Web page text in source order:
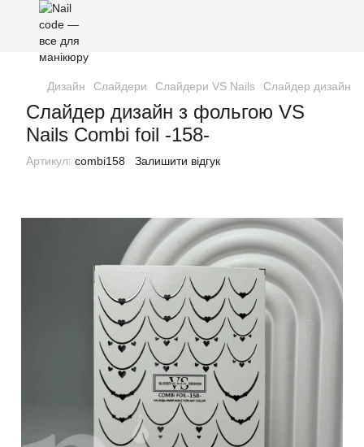
Дизайн Слайдери Слайдери VS Nails Слайдер дизайн
Слайдер дизайн з фольгою VS
Nails Combi foil -158-
Артикул: combi158 Залишити відгук